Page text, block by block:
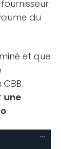
du
et que
une
.